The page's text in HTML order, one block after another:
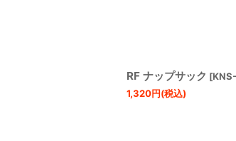
RF ナップサック [
1,320円(税込)